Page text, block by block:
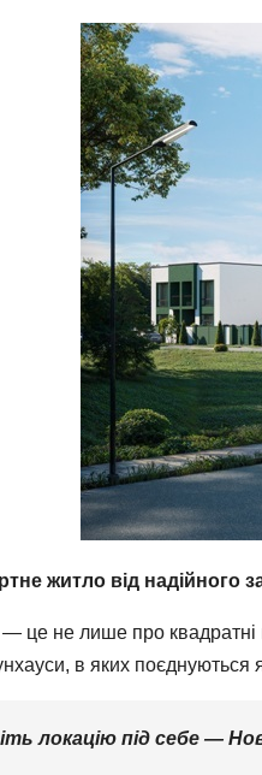
житло від надійного
— це не лише про
в яких поєднуються
локацію під себе —